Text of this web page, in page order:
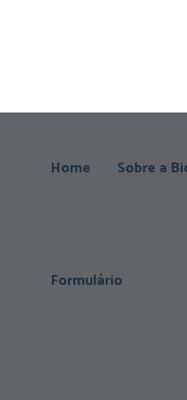
Home Sobre a
Formulário